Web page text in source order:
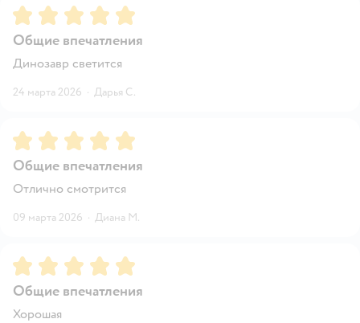
Рейтинг:5
Общие впечатления
Динозавр светится
24 марта 2026 · Дарья С.
Рейтинг:5
Общие впечатления
Отлично смотрится
09 марта 2026 · Диана М.
Рейтинг:5
Общие впечатления
Хорошая